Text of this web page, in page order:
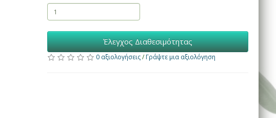
Έλεγχος Διαθεσιμότητας
0 αξιολογήσεις/ Γράψτε μια αξιολόγηση